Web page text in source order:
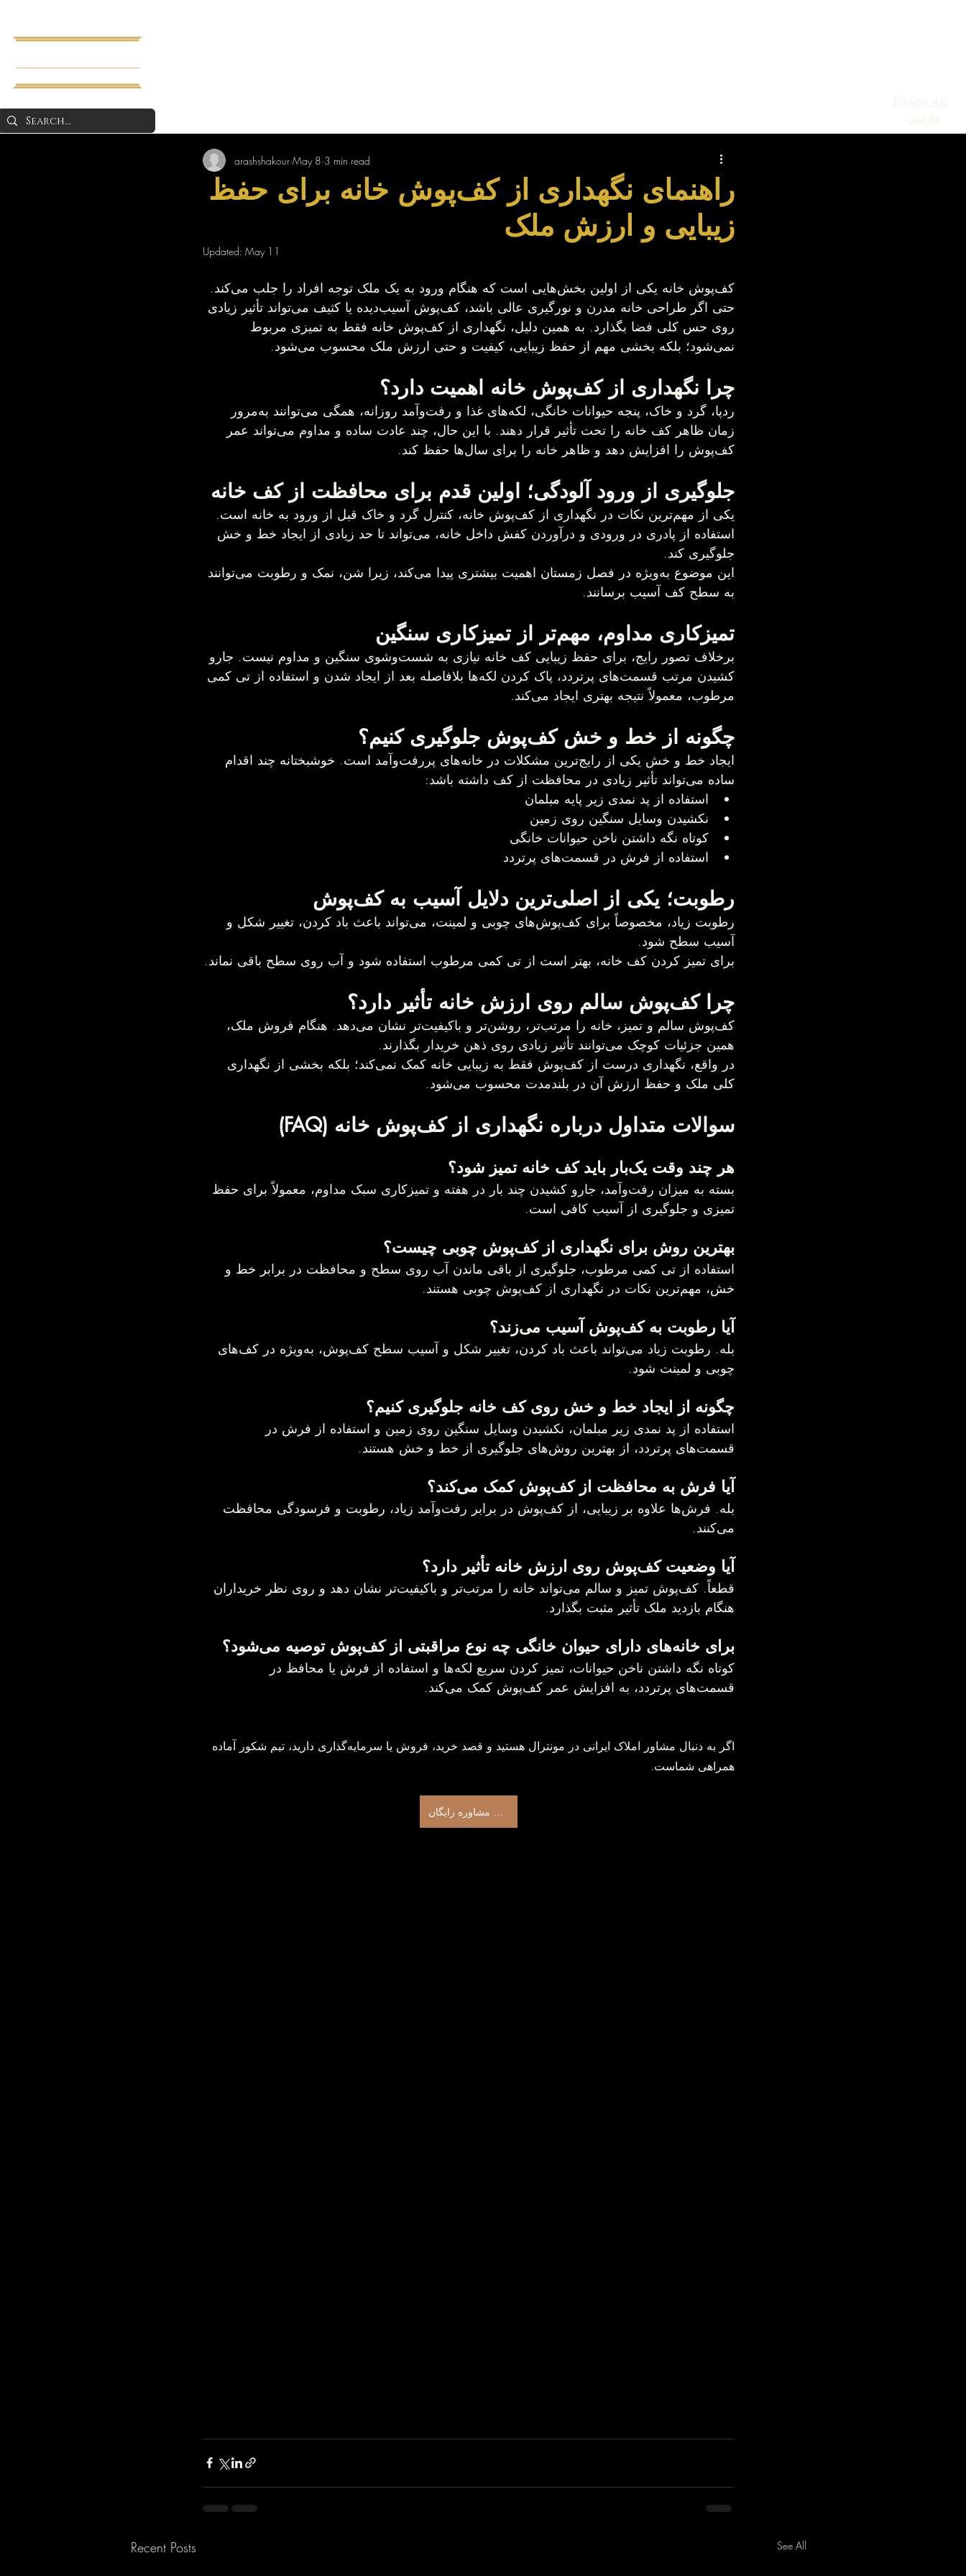
راهنمای نگهداری از کف‌پوش خانه برای حفظ
زیبایی و ارزش ملک
arashshakour May 8 3 min read
Updated: May 11
کف‌پوش خانه یکی از اولین بخش‌هایی است که هنگام ورود به یک ملک توجه افراد را جلب می‌کند.
حتی اگر طراحی خانه مدرن و نورگیری عالی باشد، کف‌پوش آسیب‌دیده یا کثیف می‌تواند تأثیر زیادی
روی حس کلی فضا بگذارد. به همین دلیل، نگهداری از کف‌پوش خانه فقط به تمیزی مربوط
نمی‌شود؛ بلکه بخشی مهم از حفظ زیبایی، کیفیت و حتی ارزش ملک محسوب می‌شود.
چرا نگهداری از کف‌پوش خانه اهمیت دارد؟
ردپا، گرد و خاک، پنجه حیوانات خانگی، لکه‌های غذا و رفت‌وآمد روزانه، همگی می‌توانند به‌مرور
زمان ظاهر کف خانه را تحت تأثیر قرار دهند. با این حال، چند عادت ساده و مداوم می‌تواند عمر
کف‌پوش را افزایش دهد و ظاهر خانه را برای سال‌ها حفظ کند.
جلوگیری از ورود آلودگی؛ اولین قدم برای محافظت از کف خانه
یکی از مهم‌ترین نکات در نگهداری از کف‌پوش خانه، کنترل گرد و خاک قبل از ورود به خانه است.
استفاده از پادری در ورودی و درآوردن کفش داخل خانه، می‌تواند تا حد زیادی از ایجاد خط و خش
جلوگیری کند.
این موضوع به‌ویژه در فصل زمستان اهمیت بیشتری پیدا می‌کند، زیرا شن، نمک و رطوبت می‌توانند
به سطح کف آسیب برسانند.
تمیزکاری مداوم، مهم‌تر از تمیزکاری سنگین
برخلاف تصور رایج، برای حفظ زیبایی کف خانه نیازی به شست‌وشوی سنگین و مداوم نیست. جارو
کشیدن مرتب قسمت‌های پرتردد، پاک کردن لکه‌ها بلافاصله بعد از ایجاد شدن و استفاده از تی کمی
مرطوب، معمولاً نتیجه بهتری ایجاد می‌کند.
چگونه از خط و خش کف‌پوش جلوگیری کنیم؟
ایجاد خط و خش یکی از رایج‌ترین مشکلات در خانه‌های پررفت‌وآمد است. خوشبختانه چند اقدام
ساده می‌تواند تأثیر زیادی در محافظت از کف داشته باشد:
استفاده از پد نمدی زیر پایه مبلمان
نکشیدن وسایل سنگین روی زمین
کوتاه نگه داشتن ناخن حیوانات خانگی
استفاده از فرش در قسمت‌های پرتردد
رطوبت؛ یکی از اصلی‌ترین دلایل آسیب به کف‌پوش
رطوبت زیاد، مخصوصاً برای کف‌پوش‌های چوبی و لمینت، می‌تواند باعث باد کردن، تغییر شکل و
آسیب سطح شود.
برای تمیز کردن کف خانه، بهتر است از تی کمی مرطوب استفاده شود و آب روی سطح باقی نماند.
چرا کف‌پوش سالم روی ارزش خانه تأثیر دارد؟
کف‌پوش سالم و تمیز، خانه را مرتب‌تر، روشن‌تر و باکیفیت‌تر نشان می‌دهد. هنگام فروش ملک،
همین جزئیات کوچک می‌توانند تأثیر زیادی روی ذهن خریدار بگذارند.
در واقع، نگهداری درست از کف‌پوش فقط به زیبایی خانه کمک نمی‌کند؛ بلکه بخشی از نگهداری
کلی ملک و حفظ ارزش آن در بلندمدت محسوب می‌شود.
سوالات متداول درباره نگهداری از کف‌پوش خانه (FAQ)
هر چند وقت یک‌بار باید کف خانه تمیز شود؟
بسته به میزان رفت‌وآمد، جارو کشیدن چند بار در هفته و تمیزکاری سبک مداوم، معمولاً برای حفظ
تمیزی و جلوگیری از آسیب کافی است.
بهترین روش برای نگهداری از کف‌پوش چوبی چیست؟
استفاده از تی کمی مرطوب، جلوگیری از باقی ماندن آب روی سطح و محافظت در برابر خط و
خش، مهم‌ترین نکات در نگهداری از کف‌پوش چوبی هستند.
آیا رطوبت به کف‌پوش آسیب می‌زند؟
بله. رطوبت زیاد می‌تواند باعث باد کردن، تغییر شکل و آسیب سطح کف‌پوش، به‌ویژه در کف‌های
چوبی و لمینت شود.
چگونه از ایجاد خط و خش روی کف خانه جلوگیری کنیم؟
استفاده از پد نمدی زیر مبلمان، نکشیدن وسایل سنگین روی زمین و استفاده از فرش در
قسمت‌های پرتردد، از بهترین روش‌های جلوگیری از خط و خش هستند.
آیا فرش به محافظت از کف‌پوش کمک می‌کند؟
بله. فرش‌ها علاوه بر زیبایی، از کف‌پوش در برابر رفت‌وآمد زیاد، رطوبت و فرسودگی محافظت
می‌کنند.
آیا وضعیت کف‌پوش روی ارزش خانه تأثیر دارد؟
قطعاً. کف‌پوش تمیز و سالم می‌تواند خانه را مرتب‌تر و باکیفیت‌تر نشان دهد و روی نظر خریداران
هنگام بازدید ملک تأثیر مثبت بگذارد.
برای خانه‌های دارای حیوان خانگی چه نوع مراقبتی از کف‌پوش توصیه می‌شود؟
کوتاه نگه داشتن ناخن حیوانات، تمیز کردن سریع لکه‌ها و استفاده از فرش یا محافظ در
قسمت‌های پرتردد، به افزایش عمر کف‌پوش کمک می‌کند.
اگر به دنبال مشاور املاک ایرانی در مونترال هستید و قصد خرید، فروش یا سرمایه‌گذاری دارید، تیم شکور آماده
همراهی شماست.
دریافت مشاوره رایگان
Recent Posts See All